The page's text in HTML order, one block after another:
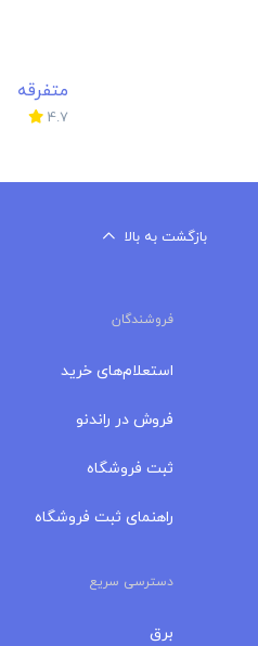
متفرقه
4.7
بازگشت به بالا
فروشندگان
استعلام‌های خرید
فروش در راندنو
ثبت فروشگاه
راهنمای ثبت فروشگاه
دسترسی سریع
برق